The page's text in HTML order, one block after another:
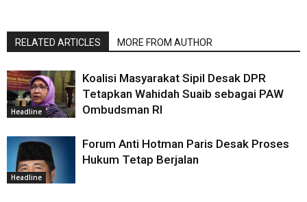
RELATED ARTICLES MORE FROM AUTHOR
Headline
Koalisi Masyarakat Sipil Desak DPR
Tetapkan Wahidah Suaib sebagai PAW
Ombudsman RI
Headline
Forum Anti Hotman Paris Desak Proses
Hukum Tetap Berjalan